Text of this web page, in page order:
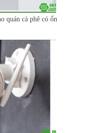
quán cà phê có ổn